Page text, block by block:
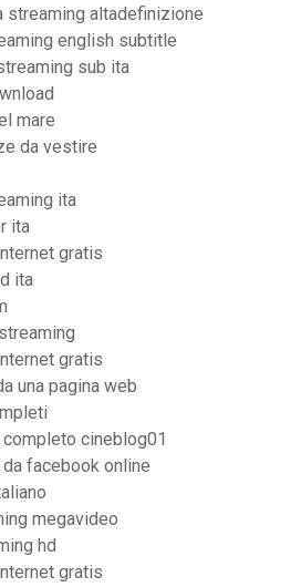
streaming altadefinizione
english subtitle
sub ita
mare
da vestire
ita
ita
gratis
ita
gratis
una pagina web
cineblog01
facebook online
megavideo
hd
gratis